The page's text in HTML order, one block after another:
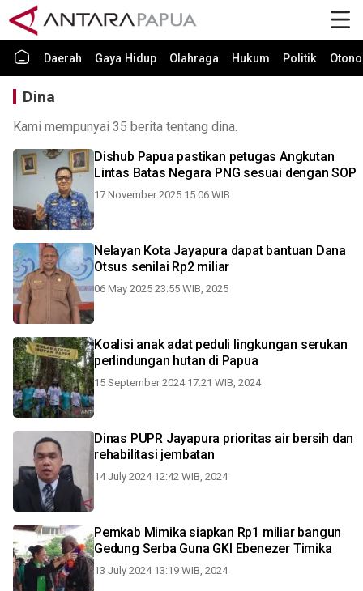
Daerah Gaya Hidup Olahraga Hukum Politik
Dina
Kami mempunyai 35 berita tentang dina.
Dishub Papua pastikan petugas Angkutan
Lintas Batas Negara PNG sesuai dengan SOP
17 November 2025 15:06 WIB
Nelayan Kota Jayapura dapat bantuan Dana
Otsus senilai Rp2 miliar
06 May 2025 23:55 WIB, 2025
Koalisi anak adat peduli lingkungan serukan
perlindungan hutan di Papua
15 September 2024 17:21 WIB, 2024
Dinas PUPR Jayapura prioritas air bersih dan
rehabilitasi jembatan
14 July 2024 12:42 WIB, 2024
Pemkab Mimika siapkan Rp1 miliar bangun
Gedung Serba Guna GKI Ebenezer Timika
13 July 2024 13:19 WIB, 2024